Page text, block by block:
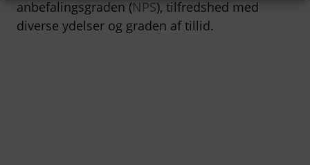
anbefalingsgraden (NPS), tilfredshed med
diverse ydelser og graden af tillid.